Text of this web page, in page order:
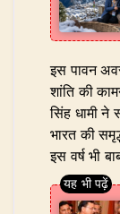
इस पावन
शांति की
सिंह धामी ने
भारत की
इस वर्ष भी